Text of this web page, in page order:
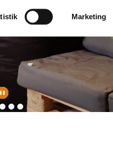
und in unsererCookie-
aktiviert sind, müssen Sie
über Ihre Einwilligung für
Zukunft widerrufen. Bitte
Cookies, die erforderlich zur
Funktionen sind. Diese
einer Einwilligung.
Marketing
Automatische